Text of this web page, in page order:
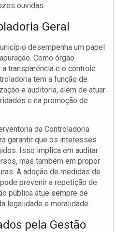
ouvidas.
Geral
desempenha um papel
Como órgão
transparência e o controle
tem a função de
e auditoria, além de atuar
e na promoção de
da Controladoria
garantir que os interesses
Isso implica em auditar
mas também em propor
A adoção de medidas de
prevenir a repetição de
pública atue sempre de
legalidade e moralidade.
pela Gestão